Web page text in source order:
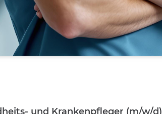
und Krankenpfleger (m/w/d)